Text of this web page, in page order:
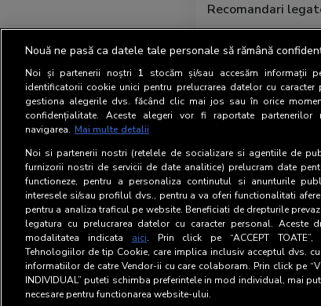
Recomandari
1. Pentru a mentine
tinuta secreta.
2. Declaratia de
tuturor termenilor
3. Declaratia de
de organizare si
Nouă ne pasă ca datele tale personale să rămână
Noi și partenerii noștri 1 stocăm și/sau accesăm informații
identificatorii cookie unici pentru prelucrarea datelor cu caracter
gestiona alegerile dvs. făcând clic mai jos sau în orice
confidențialitate. Aceste alegeri vor fi raportate
navigarea. Mai multe detalii
Noi si partenerii nostri (retelele de socializare si agentiile de
furnizorii nostri de servicii de date analitice) prelucram date
functioneze, pentru a personaliza continutul si anunturile
interesele si/sau profilul dvs., pentru a va oferi functionalitati
pentru a analiza traficul pe website. Beneficiati de drepturile
legatura cu prelucrarea datelor cu caracter personal. Aceste
modalitatea indicata aici. Prin click pe “ACCEPT
Tehnologiilor de tip Cookie, care implica inclusiv acceptul dvs. cu
informatiilor de catre Vendor-ii cu care colaboram. Prin click pe
INDIVIDUAL” puteti schimba preferintele in mod individual, mai
necesare pentru functionarea website-ului.